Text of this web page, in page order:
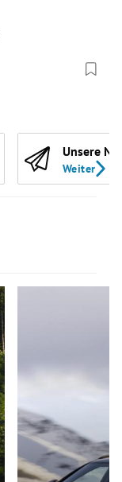
Unsere
Weiter